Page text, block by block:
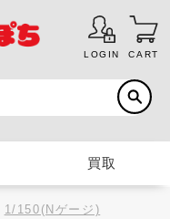
LOGIN CART
買取
1/150(Nゲージ)